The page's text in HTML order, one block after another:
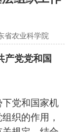
省农业科学院
产党党和国
党和国家机
织的作用，